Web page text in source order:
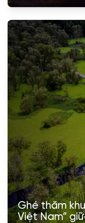
Ghé thăm
Việt Nam”